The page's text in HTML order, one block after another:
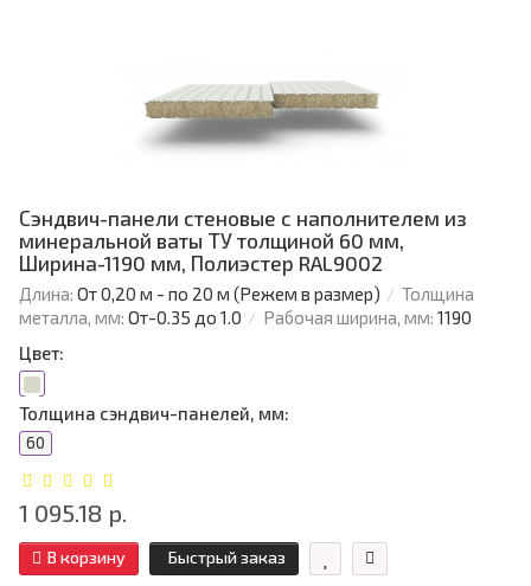
Сэндвич-панели стеновые с наполнителем из
минеральной ваты ТУ толщиной 60 мм,
Ширина-1190 мм, Полиэстер RAL9002
Длина: От 0,20 м - по 20 м (Режем в размер)
Толщина
металла, мм: От-0.35 до 1.0 Рабочая ширина, мм: 1190
Цвет:
Толщина сэндвич-панелей, мм:
60
1 095.18 р.
В корзину Быстрый заказ